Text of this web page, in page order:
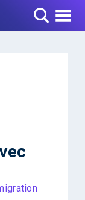
Toggle Menu